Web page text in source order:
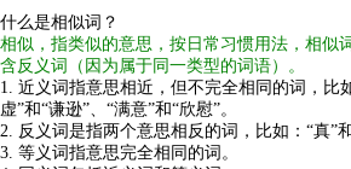
什么是相似词？
相似，指类似的意思，按日常习惯用法，相似
含反义词（因为属于同一类型的词语）。
1. 近义词指意思相近，但不完全相同的词，比
虚”和“谦逊”、“满意”和“欣慰”。
2. 反义词是指两个意思相反的词，比如：“真”和
3. 等义词指意思完全相同的词。